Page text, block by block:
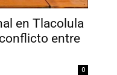
en Tlacolula
entre
0